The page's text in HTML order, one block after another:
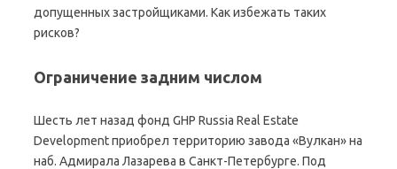
допущенных застройщиками. Как избежать таких
рисков?
Ограничение задним числом
Шесть лет назад фонд GHP Russia Real Estate
Development приобрел территорию завода «Вулкан» на
наб. Адмирала Лазарева в Санкт-Петербурге. Под